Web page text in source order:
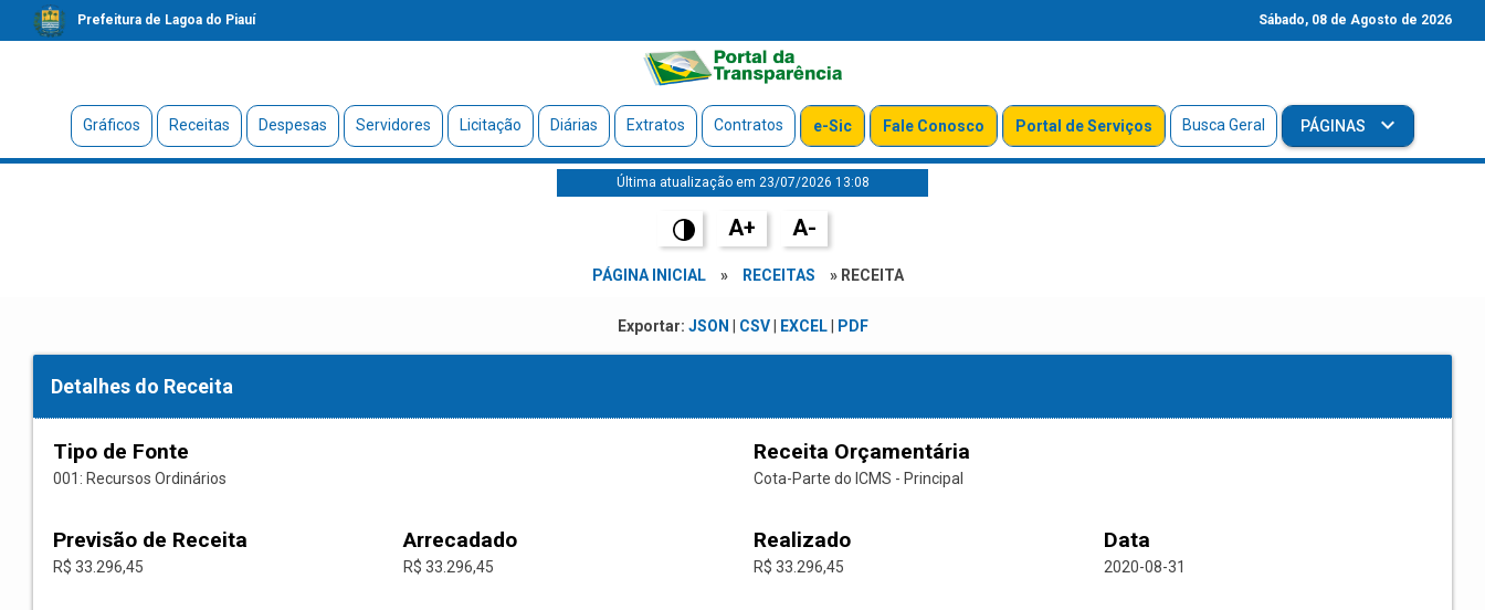
Prefeitura de Lagoa do Piauí Sábado, 08 de Agosto de 2026
Gráficos Receitas Despesas Servidores Licitação Diárias Extratos Contratos e-Sic Fale Conosco Portal de Serviços Busca Geral PÁGINAS
Última atualização em 23/07/2026 13:08
A+ A-
PÁGINA INICIAL » RECEITAS » RECEITA
Exportar: JSON CSV| EXCEL| PDF
Detalhes do Receita
Tipo de Fonte
001: Recursos Ordinários
Receita Orçamentária
Cota-Parte do ICMS - Principal
Previsão de Receita
R$ 33.296,45
Arrecadado
R$ 33.296,45
Realizado
R$ 33.296,45
Data
2020-08-31